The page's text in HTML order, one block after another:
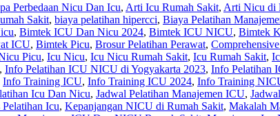
Perbedaan Nicu Dan Icu, Arti Icu Rumah Sakit, Arti Nicu di
Sakit, biaya pelatihan hipercci, Biaya Pelatihan
, Bimtek ICU Dan Nicu 2024, Bimtek ICU NICU, Bimtek
ICU, Bimtek Picu, Brosur Pelatihan Perawat,
Picu, Icu Nicu, Icu Nicu Rumah Sakit, Icu Rumah Sakit,
, Info Pelatihan ICU NICU di Yogyakarta 2023, Info Pelatihan
Info Training ICU, Info Training ICU 2024, Info Training
Icu Dan Nicu, Jadwal Pelatihan Manajemen ICU,
Pelatihan Icu, Kepanjangan NICU di Rumah Sakit, Makalah